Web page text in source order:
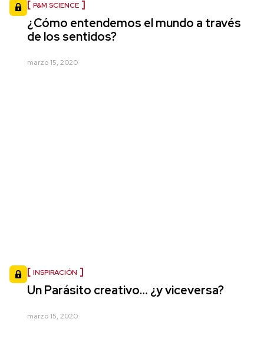
P&M SCIENCE
¿Cómo entendemos el mundo a través
de los sentidos?
marzo 15, 2020
INSPIRACIÓN
Un Parásito creativo… ¿y viceversa?
marzo 15, 2020